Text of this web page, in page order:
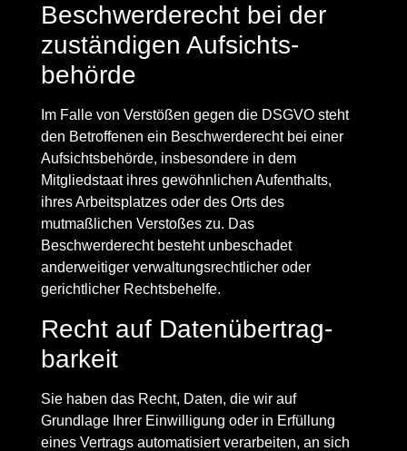
Beschwerde­recht bei der
zuständigen Aufsichts­
behörde
Im Falle von Verstößen gegen die DSGVO steht
den Betroffenen ein Beschwerderecht bei einer
Aufsichtsbehörde, insbesondere in dem
Mitgliedstaat ihres gewöhnlichen Aufenthalts,
ihres Arbeitsplatzes oder des Orts des
mutmaßlichen Verstoßes zu. Das
Beschwerderecht besteht unbeschadet
anderweitiger verwaltungsrechtlicher oder
gerichtlicher Rechtsbehelfe.
Recht auf Daten­übertrag­
barkeit
Sie haben das Recht, Daten, die wir auf
Grundlage Ihrer Einwilligung oder in Erfüllung
eines Vertrags automatisiert verarbeiten, an sich